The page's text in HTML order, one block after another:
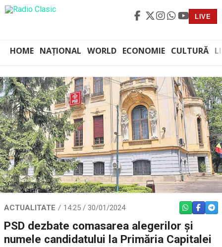
LIVE
HOME NAȚIONAL WORLD ECONOMIE CULTURĂ
ACTUALITATE 14:25 / 30/01/2024 WHATSAPP
PSD dezbate comasarea alegerilor și
numele candidatului la Primăria Capitalei